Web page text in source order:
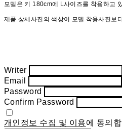
모델은 키 180cm에 L사이즈를 착용하고
제품 상세사진의 색상이 모델 착용사진보
Writer
Email
Password
Confirm Password
개인정보 수집 및 이용에 동의